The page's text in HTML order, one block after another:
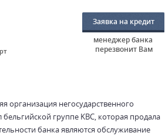
Заявка на кредит
менеджер банка
перезвонит Вам
негосударственного
группе KBC, которая продала
банка являются обслуживание